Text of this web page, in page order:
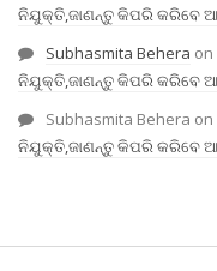
ନିଯୁକ୍ତି,ଜାଣନ୍ତୁ କିପରି କରିବେ
Subhasmita Behera on
ନିଯୁକ୍ତି,ଜାଣନ୍ତୁ କିପରି କରିବେ
Subhasmita Behera on
ନିଯୁକ୍ତି,ଜାଣନ୍ତୁ କିପରି କରିବେ